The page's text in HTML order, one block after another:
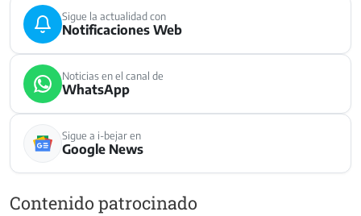
Sigue la actualidad con
Notificaciones Web
Noticias en el canal de
WhatsApp
Sigue a i-bejar en
Google News
Contenido patrocinado